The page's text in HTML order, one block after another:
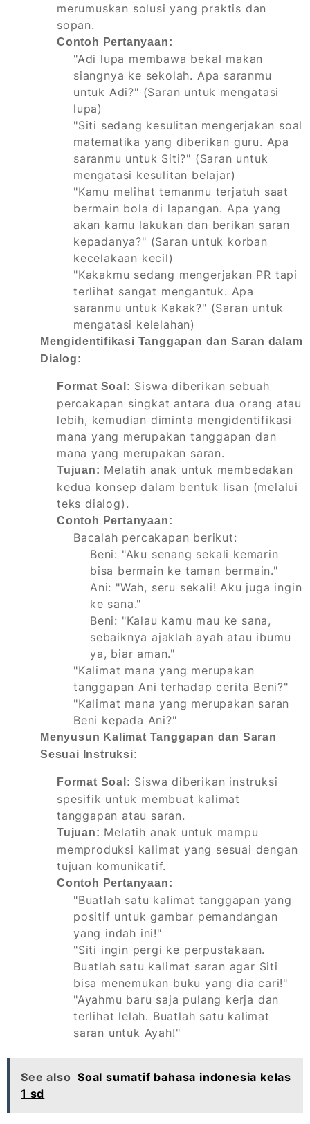
merumuskan solusi yang praktis dan
sopan.
Contoh Pertanyaan:
"Adi lupa membawa bekal makan
siangnya ke sekolah. Apa saranmu
untuk Adi?" (Saran untuk mengatasi
lupa)
"Siti sedang kesulitan mengerjakan soal
matematika yang diberikan guru. Apa
saranmu untuk Siti?" (Saran untuk
mengatasi kesulitan belajar)
"Kamu melihat temanmu terjatuh saat
bermain bola di lapangan. Apa yang
akan kamu lakukan dan berikan saran
kepadanya?" (Saran untuk korban
kecelakaan kecil)
"Kakakmu sedang mengerjakan PR tapi
terlihat sangat mengantuk. Apa
saranmu untuk Kakak?" (Saran untuk
mengatasi kelelahan)
Mengidentifikasi Tanggapan dan Saran dalam
Dialog:
Format Soal: Siswa diberikan sebuah
percakapan singkat antara dua orang atau
lebih, kemudian diminta mengidentifikasi
mana yang merupakan tanggapan dan
mana yang merupakan saran.
Tujuan: Melatih anak untuk membedakan
kedua konsep dalam bentuk lisan (melalui
teks dialog).
Contoh Pertanyaan:
Bacalah percakapan berikut:
Beni: "Aku senang sekali kemarin
bisa bermain ke taman bermain."
Ani: "Wah, seru sekali! Aku juga ingin
ke sana."
Beni: "Kalau kamu mau ke sana,
sebaiknya ajaklah ayah atau ibumu
ya, biar aman."
"Kalimat mana yang merupakan
tanggapan Ani terhadap cerita Beni?"
"Kalimat mana yang merupakan saran
Beni kepada Ani?"
Menyusun Kalimat Tanggapan dan Saran
Sesuai Instruksi:
Format Soal: Siswa diberikan instruksi
spesifik untuk membuat kalimat
tanggapan atau saran.
Tujuan: Melatih anak untuk mampu
memproduksi kalimat yang sesuai dengan
tujuan komunikatif.
Contoh Pertanyaan:
"Buatlah satu kalimat tanggapan yang
positif untuk gambar pemandangan
yang indah ini!"
"Siti ingin pergi ke perpustakaan.
Buatlah satu kalimat saran agar Siti
bisa menemukan buku yang dia cari!"
"Ayahmu baru saja pulang kerja dan
terlihat lelah. Buatlah satu kalimat
saran untuk Ayah!"
See also Soal sumatif bahasa indonesia kelas
1 sd